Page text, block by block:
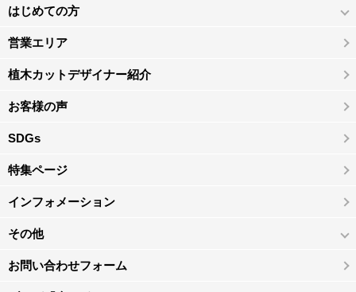
はじめての方
営業エリア
植木カットデザイナー紹介
お客様の声
SDGs
特集ページ
インフォメーション
その他
お問い合わせフォーム